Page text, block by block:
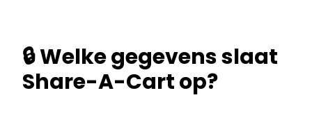
🔒 Welke gegevens slaat
Share-A-Cart op?